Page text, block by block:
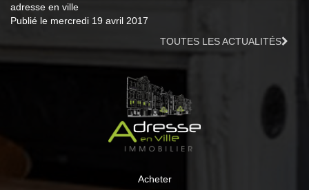
adresse en ville
Publié le mercredi 19 avril 2017
TOUTES LES ACTUALITÉS
Acheter